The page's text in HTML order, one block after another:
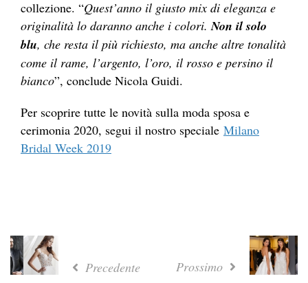
collezione. “Quest’anno il giusto mix di eleganza e
originalità lo daranno anche i colori.Non il solo
blu, che resta il più richiesto, ma anche altre tonalità
come il rame, l’argento, l’oro, il rosso e persino il
bianco”, conclude Nicola Guidi.
Per scoprire tutte le novità sulla moda sposa e
cerimonia 2020, segui il nostro speciale Milano
Bridal Week 2019
Precedente Prossimo